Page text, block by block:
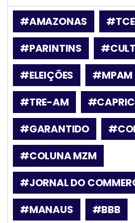
#AMAZONAS
#PARINTINS
#ELEIÇÕES
#MPAM
#TRE-AM
#GARANTIDO
#COLUNA MZM
#JORNAL DO
#MANAUS
#BBB